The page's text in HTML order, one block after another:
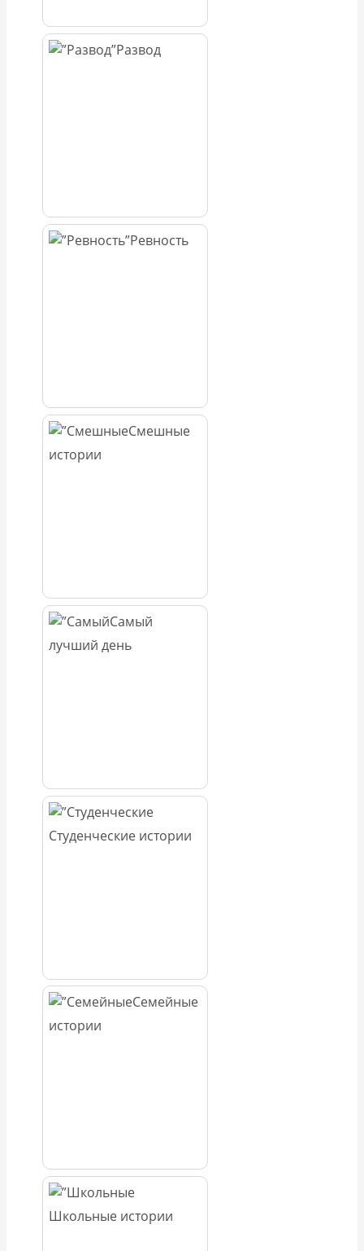
Развод
Ревность
Смешные
истории
Самый
лучший день
Студенческие истории
Семейные
истории
Школьные истории